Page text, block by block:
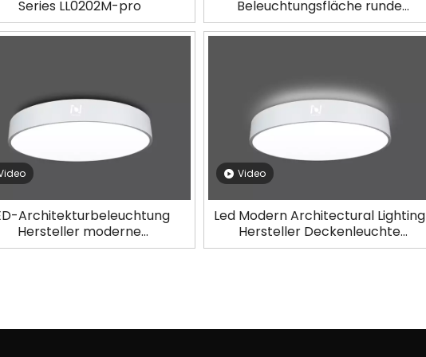
Series LL0202M-pro
Beleuchtungsfläche runde
Deckenbeleuchtung LL0112UDM-
50W
Architekturbeleuchtung
Hersteller moderne
LL0112M-90W
Video
Led Modern Architectural Lighting
Hersteller Deckenleuchte
LL0112UDM-120W